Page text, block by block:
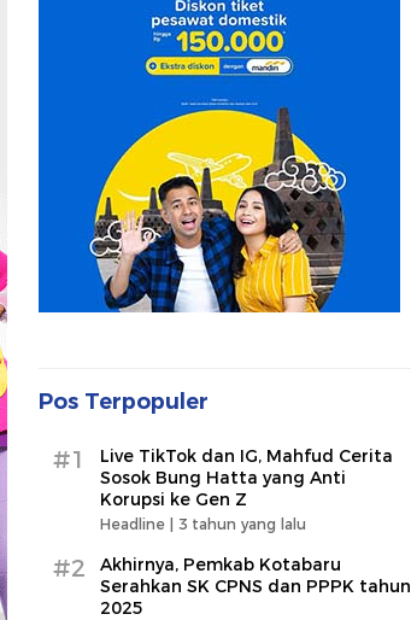
Pos Terpopuler
#1
Live TikTok dan IG, Mahfud Cerita
Sosok Bung Hatta yang Anti
Korupsi ke Gen Z
Headline | 3 tahun yang lalu
#2
Akhirnya, Pemkab Kotabaru
Serahkan SK CPNS dan PPPK tahun
2025